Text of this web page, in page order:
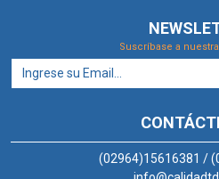
Suscríbase a
(02964)15616381 /